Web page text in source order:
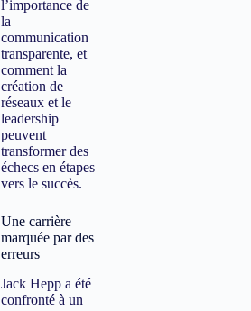
l’importance de
la
communication
transparente, et
comment la
création de
réseaux et le
leadership
peuvent
transformer des
échecs en étapes
vers le succès.
Une carrière
marquée par des
erreurs
Jack Hepp a été
confronté à un